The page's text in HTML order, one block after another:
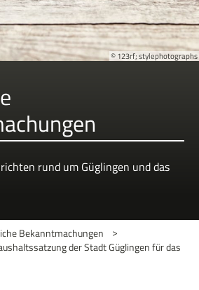
© 123rf; stylephotographs
rund um Güglingen und das
Bekanntmachungen
>
der Stadt Güglingen für das